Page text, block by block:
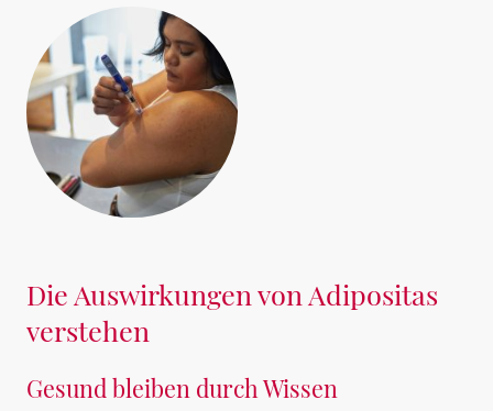
Die Auswirkungen von Adipositas
verstehen
Gesund bleiben durch Wissen